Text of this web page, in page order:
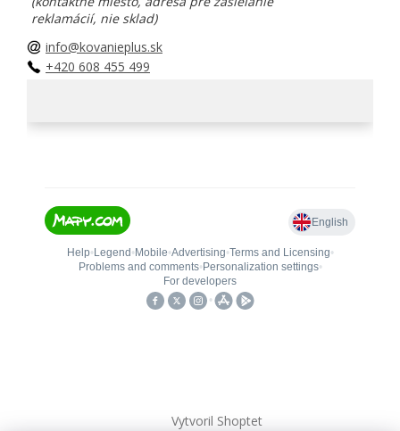
reklamácií, nie sklad)
info@kovanieplus.sk
+420 608 455 499
Vytvoril Shoptet